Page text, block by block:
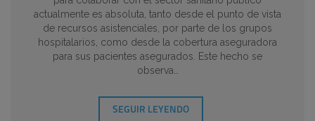
actualmente es absoluta, tanto desde el punto de vista
de recursos asistenciales, por parte de los grupos
hospitalarios, como desde la cobertura aseguradora
para sus pacientes asegurados. Este hecho se
observa…
SEGUIR LEYENDO